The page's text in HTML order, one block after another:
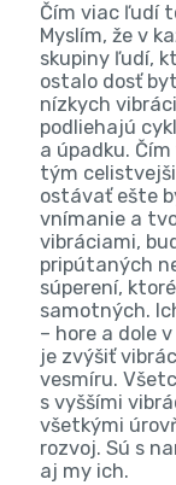
Čím viac ľudí
Myslím, že v
skupiny ľudí,
ostalo dosť
nízkych
podliehajú
a úpadku.
tým
ostávať ešte
vnímanie a
vibráciami,
pripútaných
súperení,
samotných.
– hore a dole
je zvýšiť
vesmíru.
s vyššími
všetkými
rozvoj. Sú s
aj my ich.